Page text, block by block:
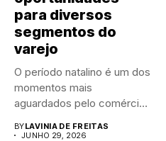
para diversos
segmentos do
varejo
O período natalino é um dos
momentos mais
aguardados pelo comércio
BYLAVINIA DE FREITAS
JUNHO 29, 2026